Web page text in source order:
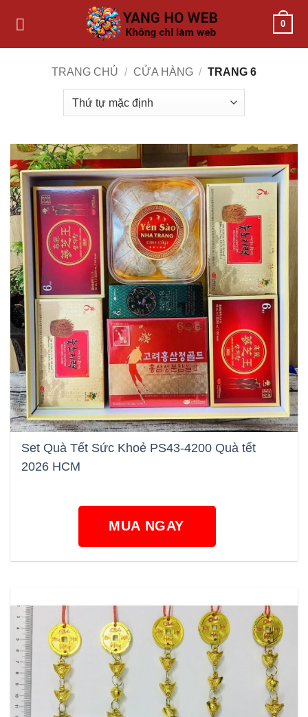
0
TRANG CHỦ / CỬA HÀNG / TRANG 6
Set Quà Tết Sức Khoẻ PS43-4200 Quà tết
2026 HCM
MUA NGAY